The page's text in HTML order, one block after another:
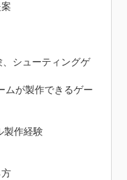
、シューティングゲ
ムが製作できるゲー
製作経験